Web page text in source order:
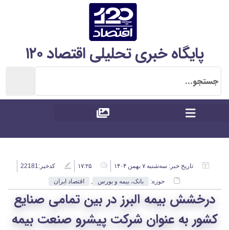
پایگاه خبری تحلیلی اقتصاد ۱۲۰
تاریخ خبر: سه‌شنبه ۷ بهمن ۱۴۰۴ ۱۷:۲۵ کدخبر:22181
حوزه: بانک، بیمه و بورس , اقتصاد ایران
درخشش بیمه البرز در بین تمامی صنایع
کشور به عنوان شرکت پیشرو صنعت بیمه